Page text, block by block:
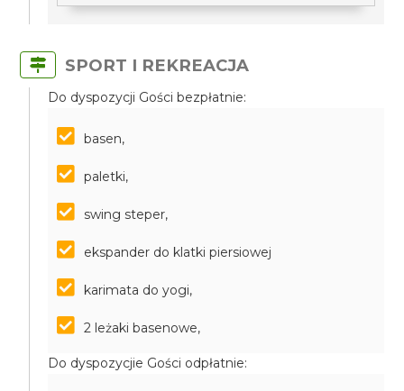
SPORT I REKREACJA
Do dyspozycji Gości bezpłatnie:
basen,
paletki,
swing steper,
ekspander do klatki piersiowej
karimata do yogi,
2 leżaki basenowe,
Do dyspozycjie Gości odpłatnie: